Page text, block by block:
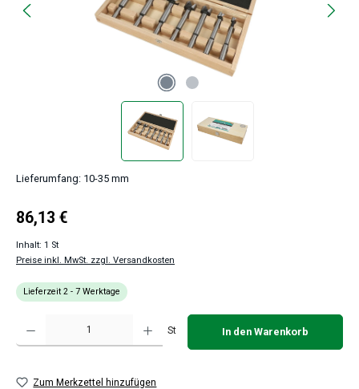
Lieferumfang: 10-35 mm
Regulärer Preis:
86,13 €
Inhalt: 1 St
Preise inkl. MwSt. zzgl. Versandkosten
Lieferzeit 2 - 7 Werktage
Produkt Anzahl: Gib den gewünschten Wert ein oder benutze die Schaltflächen
St In den Warenkorb
Zum Merkzettel hinzufügen